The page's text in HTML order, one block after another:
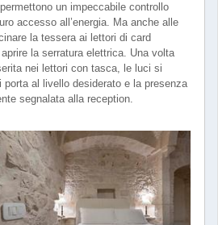
un impeccabile controllo
accesso all’energia. Ma anche alle
la tessera ai lettori di card
la serratura elettrica. Una volta
nei lettori con tasca, le luci si
al livello desiderato e la presenza
segnalata alla reception.